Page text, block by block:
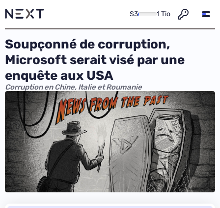
S3 1 Tio
Soupçonné de corruption,
Microsoft serait visé par une
enquête aux USA
Corruption en Chine, Italie et Roumanie